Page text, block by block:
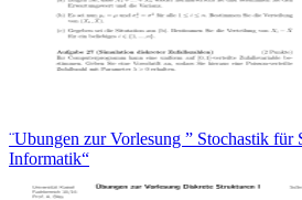
¨Ubungen zur Vorlesung ” Stochastik für
Informatik“